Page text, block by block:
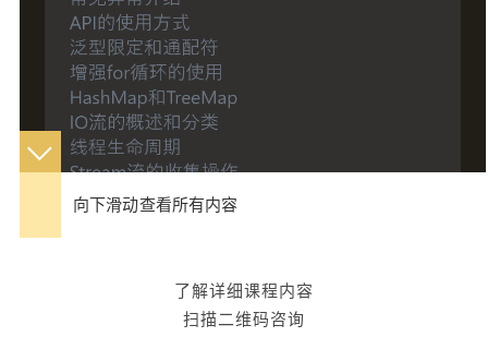
向下滑动查看所有内容
了解详细课程内容
扫描二维码咨询